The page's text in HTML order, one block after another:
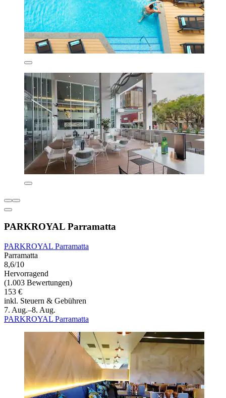
PARKROYAL Parramatta
PARKROYAL Parramatta
Parramatta
8,6/10
Hervorragend
(1.003 Bewertungen)
153 €
inkl. Steuern & Gebühren
7. Aug.–8. Aug.
PARKROYAL Parramatta